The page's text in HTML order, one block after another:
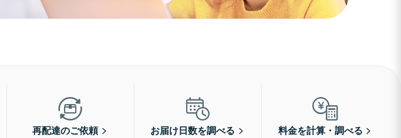
再配達のご依頼 お届け日数を調べる 料金を計算・調べる